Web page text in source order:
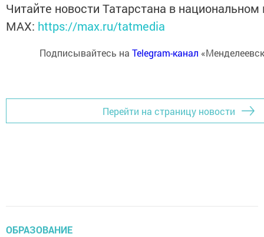
Читайте новости Татарстана в
MАХ: https://max.ru/tatmedia
Подписывайтесь на Telegram-канал
Перейти на страницу новости
ОБРАЗОВАНИЕ